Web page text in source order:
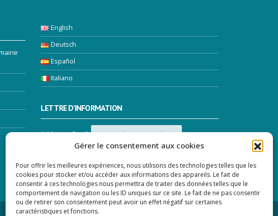
Gérer le consentement aux cookies
Pour offrir les meilleures expériences, nous utilisons des technologies telles que les
cookies pour stocker et/ou accéder aux informations des appareils. Le fait de
consentir à ces technologies nous permettra de traiter des données telles que le
comportement de navigation ou les ID uniques sur ce site. Le fait de ne pas consentir
ou de retirer son consentement peut avoir un effet négatif sur certaines
caractéristiques et fonctions.
English
Deutsch
Español
Italiano
LETTRE D’INFORMATION
Addresse Email: